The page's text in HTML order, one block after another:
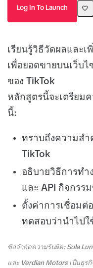
Log In To Launch
เรียนรู้วิธีวัดผลและ
เพื่อยอดขายบนเว็บ
ของ TikTok
หลักสูตรนี้จะเตรียม
นี้:
ทราบถึงความส
TikTok
อธิบายวิธีการทำ
และ API กิจกรร
ตั้งค่าการเชื่อม
ทดสอบว่านำไปใ
ข้อจำกัดความรับผิด: Sola
และ Verdian Motors เป็นธุ